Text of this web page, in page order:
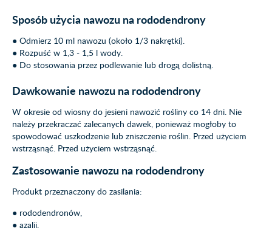
Sposób użycia nawozu na rododendrony
● Odmierz 10 ml nawozu (około 1/3 nakrętki).
● Rozpuść w 1,3 - 1,5 l wody.
● Do stosowania przez podlewanie lub drogą dolistną.
Dawkowanie nawozu na rododendrony
W okresie od wiosny do jesieni nawozić rośliny co 14 dni. Nie
należy przekraczać zalecanych dawek, ponieważ mogłoby to
spowodować uszkodzenie lub zniszczenie roślin. Przed użyciem
wstrząsnąć. Przed użyciem wstrząsnąć.
Zastosowanie nawozu na rododendrony
Produkt przeznaczony do zasilania:
● rododendronów,
● azalii,